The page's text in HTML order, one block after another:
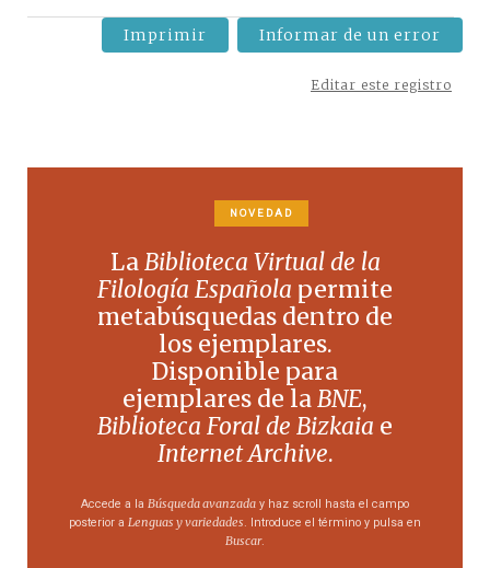
Imprimir Informar de un error
Editar este registro
NOVEDAD
LaBiblioteca Virtual de la
Filología Española permite
metabúsquedas dentro de
los ejemplares.
Disponible para
ejemplares de laBNE,
Biblioteca Foral de Bizkaia e
Internet Archive.
Accede a la Búsqueda avanzada y haz scroll hasta el campo
posterior a Lenguas y variedades . Introduce el término y pulsa en
Buscar.